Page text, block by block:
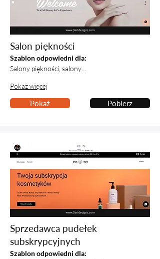
Salon piękności
Szablon odpowiedni dla:
Salony piękności, salony…
Pokaż więcej
Pokaż Pobierz
Sprzedawca pudełek
subskrypcyjnych
Szablon odpowiedni dla: